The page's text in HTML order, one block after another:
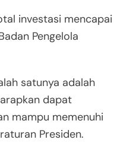
investasi mencapai
Pengelola
satunya adalah
dapat
mampu memenuhi
Presiden.